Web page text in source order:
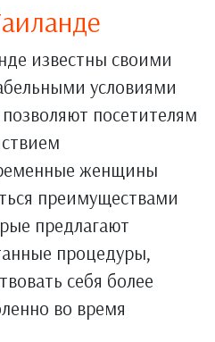
известны своими
условиями
посетителям
женщины
преимуществами
предлагают
процедуры,
себя более
во время